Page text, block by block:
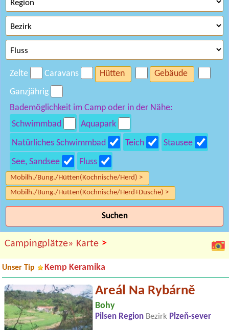
Zelte Caravans Hütten
Gebäude
Ganzjährig
Bademöglichkeit im Camp oder in der Nähe:
Schwimmbad
Aquapark
Natürliches Schwimmbad
Teich
Stausee
See, Sandsee
Fluss
Mobilh./Bung./Hütten(Kochnische/Herd) >
Mobilh./Bung./Hütten(Kochnische/Herd+Dusche) >
Suchen
Campingplätze» Karte >
Unser Tip Kemp Keramika
Areál Na Rybárně
Bohy
Pilsen Region Bezirk Plzeň-sever